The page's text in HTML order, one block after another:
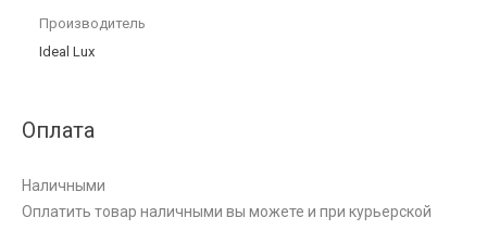
Производитель
Ideal Lux
Оплата
Наличными
Оплатить товар наличными вы можете и при курьерской